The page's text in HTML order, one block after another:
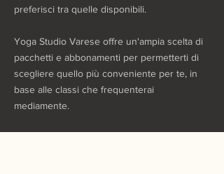
preferisci tra quelle disponibili.
Yoga Studio Varese offre un'ampia scelta di
pacchetti e abbonamenti per permetterti di
scegliere quello più conveniente per te, in
base alle classi che frequenterai
mediamente.